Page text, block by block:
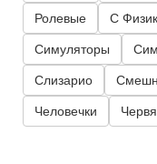
Ролевые С
Симуляторы
Слизарио
Человечки